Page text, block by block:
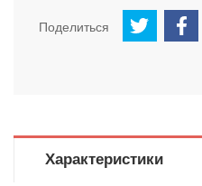
Поделиться
Характеристики